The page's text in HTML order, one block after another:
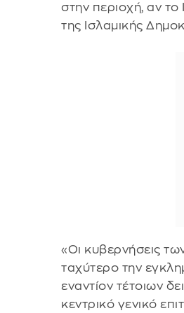
στην περιοχή, αν το
της Ισλαμικής
«Οι κυβερνήσεις
ταχύτερο την
εναντίον τέτοιων
κεντρικό γενικό